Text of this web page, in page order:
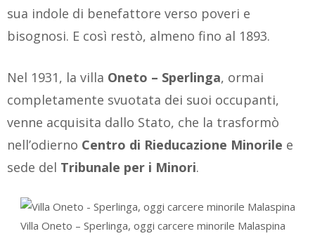
sua indole di benefattore verso poveri e
bisognosi. E così restò, almeno fino al 1893.
Nel 1931, la villa Oneto – Sperlinga, ormai
completamente svuotata dei suoi occupanti,
venne acquisita dallo Stato, che la trasformò
nell’odierno Centro di Rieducazione Minorile e
sede del Tribunale per i Minori.
Villa Oneto – Sperlinga, oggi carcere minorile Malaspina